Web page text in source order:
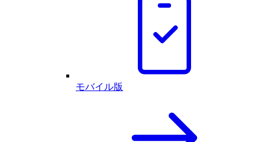
モバイル版